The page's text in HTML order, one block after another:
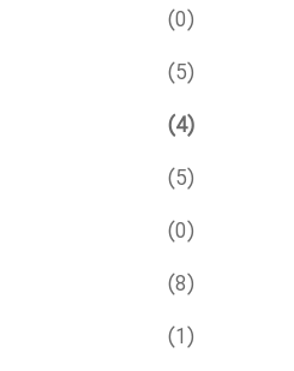
(0)
(5)
(4)
(5)
(0)
(8)
(1)